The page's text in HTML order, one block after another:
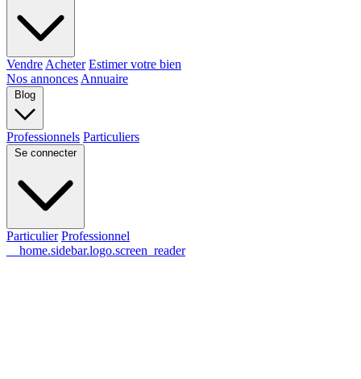
Vendre Acheter Estimer votre bien
Nos annonces Annuaire
Blog
Professionnels Particuliers
Se connecter
Particulier Professionnel
__home.sidebar.logo.screen_reader